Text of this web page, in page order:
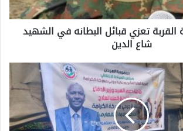
القربة تعزي قبائل البطانه في الشهيد
شاع الدين